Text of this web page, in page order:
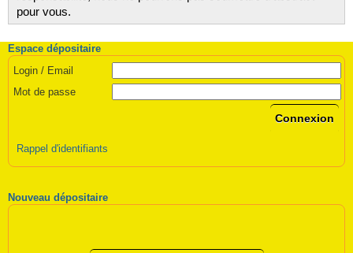
pour vous.
Espace dépositaire
Login / Email
Mot de passe
Connexion
Rappel d'identifiants
Nouveau dépositaire